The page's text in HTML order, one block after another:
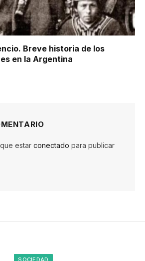
Breve historia de los
en la Argentina
estar conectado para publicar
SOCIEDAD